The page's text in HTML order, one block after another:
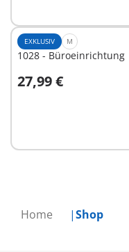
Home Shop
EXKLUSIV M
1028 - Büroeinrichtung
27,99 €
In den Warenkorb